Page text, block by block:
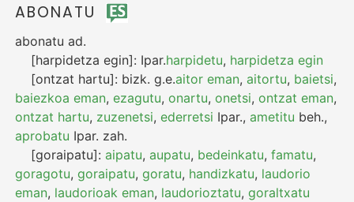
ABONATU
abonatu ad.
[harpidetza egin]: Ipar.harpidetu, harpidetza egin
[ontzat hartu]: bizk. g.e.aitor eman,aitortu, baietsi,
baiezkoa eman,ezagutu,onartu,onetsi,ontzat eman,
ontzat hartu, zuzenetsi,ederretsi Ipar.,ametitu beh.,
aprobatu Ipar. zah.
[goraipatu]:aipatu,aupatu, bedeinkatu,famatu,
goragotu,goraipatu,goratu, handizkatu, laudorio
eman, laudorioak eman, laudorioztatu,goraltxatu